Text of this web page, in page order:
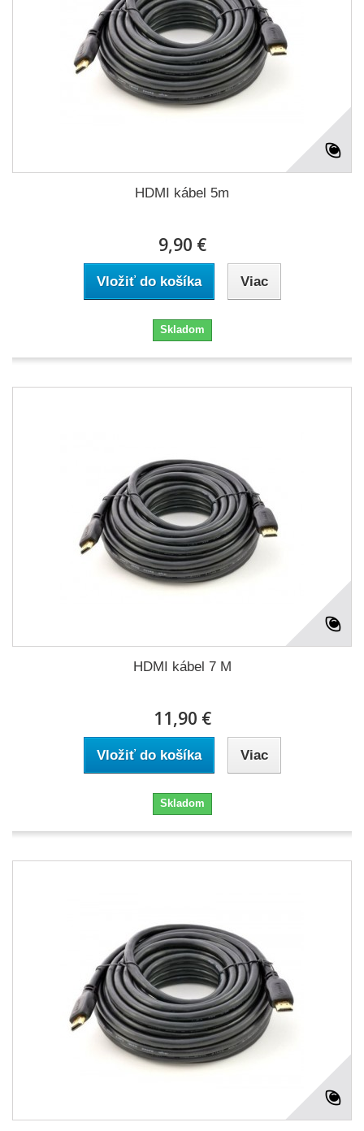
HDMI kábel 5m
9,90 €
Vložiť do košíka Viac
Skladom
HDMI kábel 7 M
11,90 €
Vložiť do košíka Viac
Skladom